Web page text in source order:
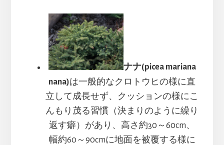
ナナ(picea mariana
nana)は一般的なクロトウヒの様に直
立して成長せず、クッションの様にこ
んもり茂る習慣（決まりのように繰り
返す癖）があり、高さ約30～60cm、
幅約60～90cmに地面を被覆する様に